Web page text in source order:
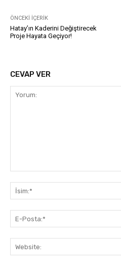
ÖNCEKI İÇERIK
Hatay’ın Kaderini Değiştirecek
Proje Hayata Geçiyor!
CEVAP VER